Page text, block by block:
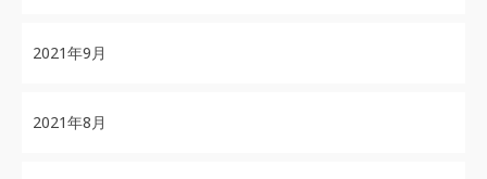
2021年9月
2021年8月